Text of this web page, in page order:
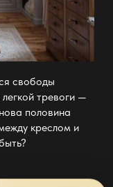
свободы
тревоги —
половина
креслом и